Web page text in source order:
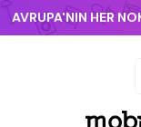
AVRUPA'NIN HER